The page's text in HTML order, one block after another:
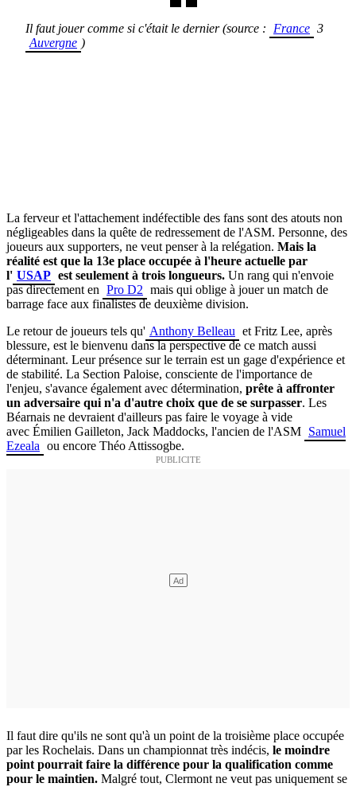
Il faut jouer comme si c'était le dernier (source : France 3
Auvergne )
La ferveur et l'attachement indéfectible des fans sont des atouts non
négligeables dans la quête de redressement de l'ASM. Personne, des
joueurs aux supporters, ne veut penser à la relégation. Mais la
réalité est que la 13e place occupée à l'heure actuelle par
l' USAP est seulement à trois longueurs. Un rang qui n'envoie
pas directement en Pro D2 mais qui oblige à jouer un match de
barrage face aux finalistes de deuxième division.
Le retour de joueurs tels qu' Anthony Belleau et Fritz Lee, après
blessure, est le bienvenu dans la perspective de ce match aussi
déterminant. Leur présence sur le terrain est un gage d'expérience et
de stabilité. La Section Paloise, consciente de l'importance de
l'enjeu, s'avance également avec détermination, prête à affronter
un adversaire qui n'a d'autre choix que de se surpasser. Les
Béarnais ne devraient d'ailleurs pas faire le voyage à vide
avec Émilien Gailleton, Jack Maddocks, l'ancien de l'ASM Samuel
Ezeala ou encore Théo Attissogbe.
Il faut dire qu'ils ne sont qu'à un point de la troisième place occupée
par les Rochelais. Dans un championnat très indécis, le moindre
point pourrait faire la différence pour la qualification comme
pour le maintien. Malgré tout, Clermont ne veut pas uniquement se